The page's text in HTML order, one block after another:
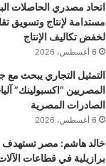
اتحاد مصدري الحاصلات
مستدامة لإنتاج وتسويق
لخفض تكاليف الإنتاج
6 أغسطس، 2026
التمثيل التجاري يبحث مع
المصريين “اكسبولينك”
الصادرات المصرية
6 أغسطس، 2026
خالد هاشم: مصر تستهدف
برازيلية في قطاعات